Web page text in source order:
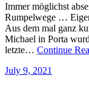
Immer möglichst
Rumpelwege …
Aus dem mal ganz
Michael in Porta
letzte… Continue
July 9, 2021